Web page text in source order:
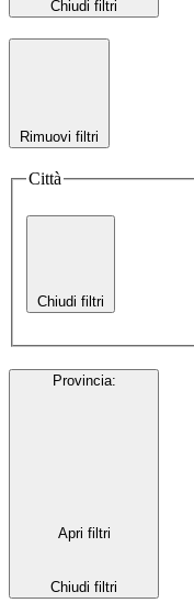
Chiudi filtri
Rimuovi filtri
Città
Chiudi filtri
Provincia:
Apri filtri
Chiudi filtri